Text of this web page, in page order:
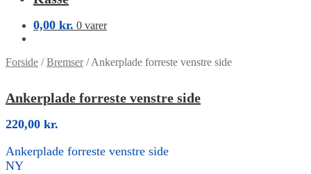
0,00 kr. 0 varer
Forside /Bremser/Ankerplade forreste venstre side
Ankerplade forreste venstre side
220,00 kr.
Ankerplade forreste venstre side
NY